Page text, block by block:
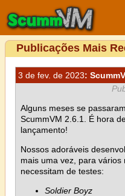
Publicações Mais
3 de fev. de 2023:
Alguns meses se
ScummVM 2.6.1. É hora
lançamento!
Nossos adoráveis
mais uma vez, para
necessitam de testes:
Soldier Boyz